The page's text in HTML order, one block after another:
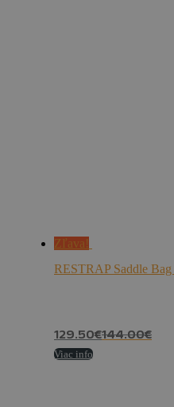
Zľava!
RESTRAP Saddle
129.50€144.00€
Viac info